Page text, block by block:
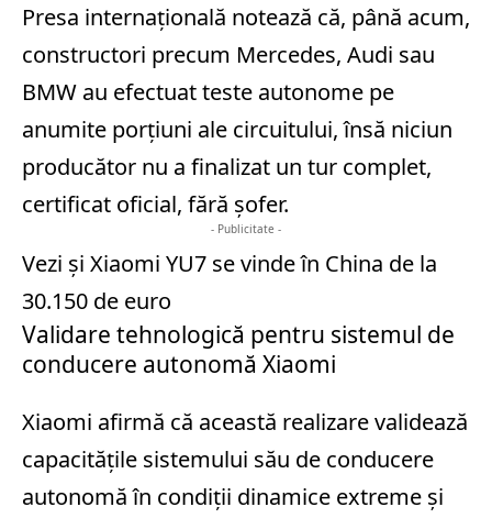
Presa internațională notează că, până acum,
constructori precum Mercedes, Audi sau
BMW au efectuat teste autonome pe
anumite porțiuni ale circuitului, însă niciun
producător nu a finalizat un tur complet,
certificat oficial, fără șofer.
- Publicitate -
Vezi și Xiaomi YU7 se vinde în China de la
30.150 de euro
Validare tehnologică pentru sistemul de
conducere autonomă Xiaomi
Xiaomi afirmă că această realizare validează
capacitățile sistemului său de conducere
autonomă în condiții dinamice extreme și